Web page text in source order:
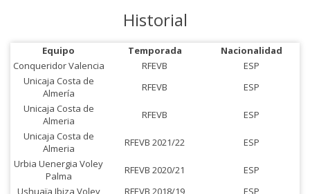
Historial
Equipo Temporada
Nacionalidad
Conqueridor Valencia
RFEVB
ESP
Unicaja Costa de
Almería
RFEVB
ESP
Unicaja Costa de
Almeria
RFEVB
ESP
Unicaja Costa de
Almeria
RFEVB 2021/22
ESP
Urbia Uenergia Voley
Palma
RFEVB 2020/21
ESP
Ushuaïa Ibiza Voley
RFEVB 2018/19 ESP